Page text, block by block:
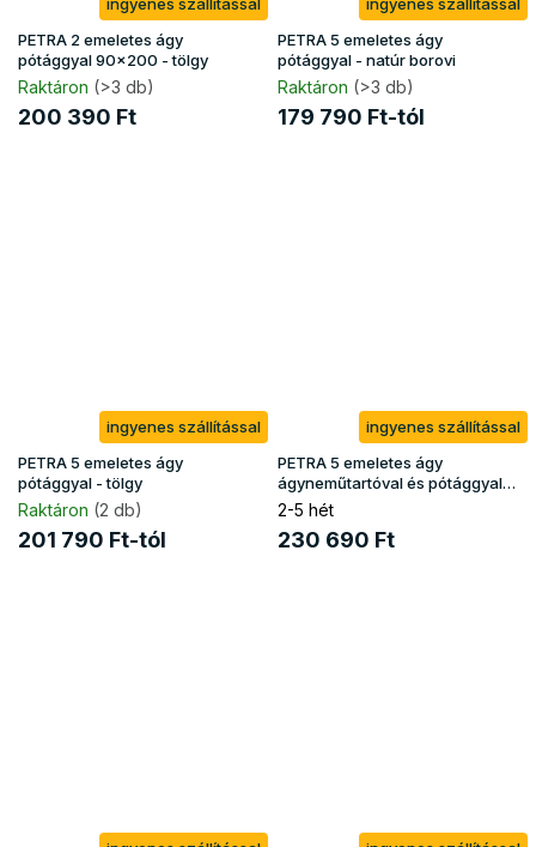
ingyenes szállítással
PETRA 2 emeletes ágy
pótággyal 90x200 - tölgy
Raktáron (>3 db)
200 390 Ft
ingyenes szállítással
PETRA 5 emeletes ágy
pótággyal - natúr borovi
Raktáron (>3 db)
179 790 Ft-tól
ingyenes szállítással
PETRA 5 emeletes ágy
pótággyal - tölgy
Raktáron (2 db)
201 790 Ft-tól
ingyenes szállítással
PETRA 5 emeletes ágy
ágyneműtartóval és pótággyal
90x200 - kasmír
2-5 hét
230 690 Ft